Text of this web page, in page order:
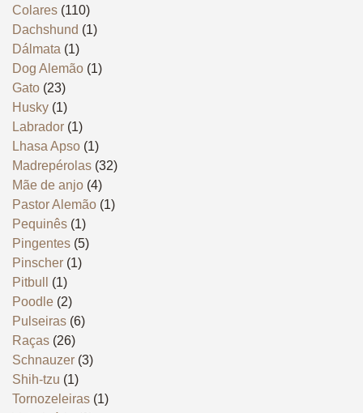
Colares (110)
Dachshund (1)
Dálmata (1)
Dog Alemão (1)
Gato (23)
Husky (1)
Labrador (1)
Lhasa Apso (1)
Madrepérolas (32)
Mãe de anjo (4)
Pastor Alemão (1)
Pequinês (1)
Pingentes (5)
Pinscher (1)
Pitbull
(1)
Poodle (2)
Pulseiras (6)
Raças (26)
Schnauzer (3)
Shih-tzu (1)
Tornozeleiras (1)